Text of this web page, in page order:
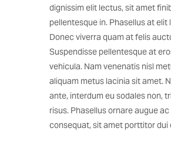
dignissim elit lectus, sit amet
pellentesque in. Phasellus at elit
Donec viverra quam at felis
Suspendisse pellentesque at
vehicula. Nam venenatis nisl
aliquam metus lacinia sit amet.
ante, interdum eu sodales non,
risus. Phasellus ornare augue ac
consequat, sit amet porttitor dui